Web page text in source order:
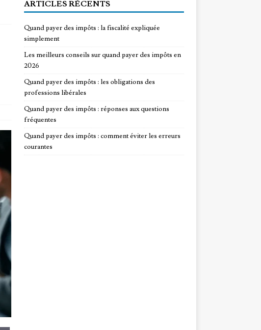
ARTICLES RÉCENTS
Quand payer des impôts : la fiscalité expliquée
simplement
Les meilleurs conseils sur quand payer des impôts en
2026
Quand payer des impôts : les obligations des
professions libérales
Quand payer des impôts : réponses aux questions
fréquentes
Quand payer des impôts : comment éviter les erreurs
courantes